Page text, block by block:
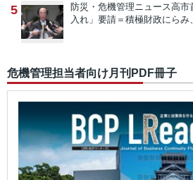
5 防災・危機管理ニュース高市
入れ」要請＝積極財政にらみ
危機管理担当者向け月刊PDF冊子